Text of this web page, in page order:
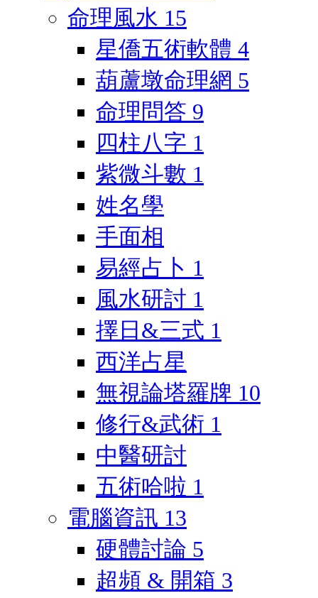
命理風水 15
星僑五術軟體 4
葫蘆墩命理網 5
命理問答 9
四柱八字 1
紫微斗數 1
姓名學
手面相
易經占卜 1
風水研討 1
擇日&三式 1
西洋占星
無視論塔羅牌 10
修行&武術 1
中醫研討
五術哈啦 1
電腦資訊 13
硬體討論 5
超頻 & 開箱 3